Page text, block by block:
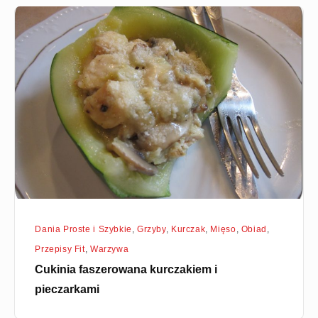
Cukinia
faszerowana
kurczakiem
pieczarkami
Dania Proste i Szybkie ,Grzyby, Kurczak, Mięso, Obiad ,
Przepisy Fit, Warzywa
Cukinia faszerowana kurczakiem i
pieczarkami